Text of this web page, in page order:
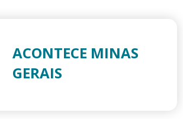
ACONTECE MINAS
GERAIS